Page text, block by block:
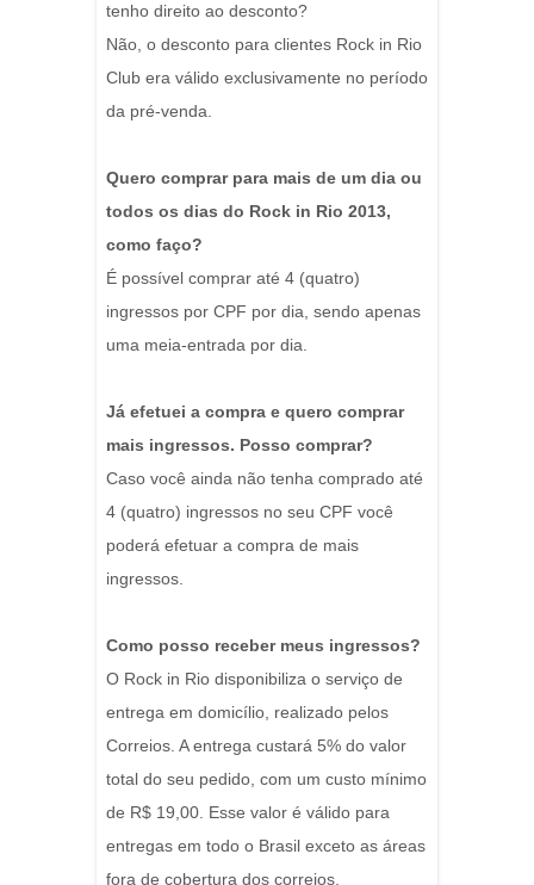
tenho direito ao desconto?
Não, o desconto para clientes Rock in Rio
Club era válido exclusivamente no período
da pré-venda.
Quero comprar para mais de um dia ou
todos os dias do Rock in Rio 2013,
como faço?
É possível comprar até 4 (quatro)
ingressos por CPF por dia, sendo apenas
uma meia-entrada por dia.
Já efetuei a compra e quero comprar
mais ingressos. Posso comprar?
Caso você ainda não tenha comprado até
4 (quatro) ingressos no seu CPF você
poderá efetuar a compra de mais
ingressos.
Como posso receber meus ingressos?
O Rock in Rio disponibiliza o serviço de
entrega em domicílio, realizado pelos
Correios. A entrega custará 5% do valor
total do seu pedido, com um custo mínimo
de R$ 19,00. Esse valor é válido para
entregas em todo o Brasil exceto as áreas
fora de cobertura dos correios.